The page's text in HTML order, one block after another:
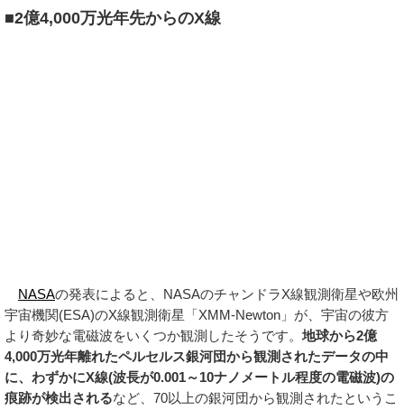
■2億4,000万光年先からのX線
NASAの発表によると、NASAのチャンドラX線観測衛星や欧州
宇宙機関(ESA)のX線観測衛星「XMM-Newton」が、宇宙の彼方
より奇妙な電磁波をいくつか観測したそうです。 地球から2億
4,000万光年離れたペルセルス銀河団から観測されたデータの中
に、わずかにX線(波長が0.001～10ナノメートル程度の電磁波)の
痕跡が検出されるなど、70以上の銀河団から観測されたというこ